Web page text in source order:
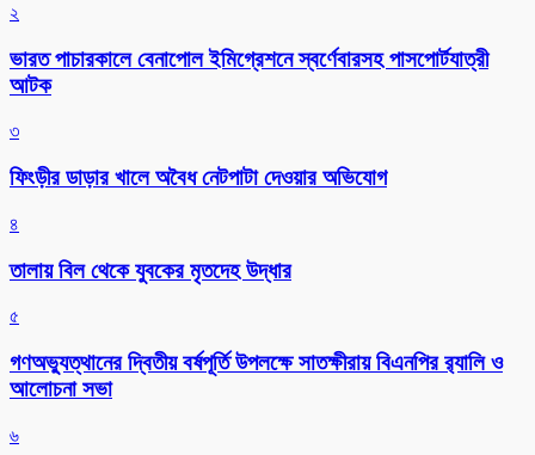
২
ভারত পাচারকালে বেনাপোল ইমিগ্রেশনে স্বর্ণেবারসহ পাসপোর্টযাত্রী
আটক
৩
ফিংড়ীর ডাড়ার খালে অবৈধ নেটপাটা দেওয়ার অভিযোগ
৪
তালায় বিল থেকে যুবকের মৃতদেহ উদ্ধার
৫
গণঅভ্যুত্থানের দ্বিতীয় বর্ষপূর্তি উপলক্ষে সাতক্ষীরায় বিএনপির র‌্যালি ও
আলোচনা সভা
৬